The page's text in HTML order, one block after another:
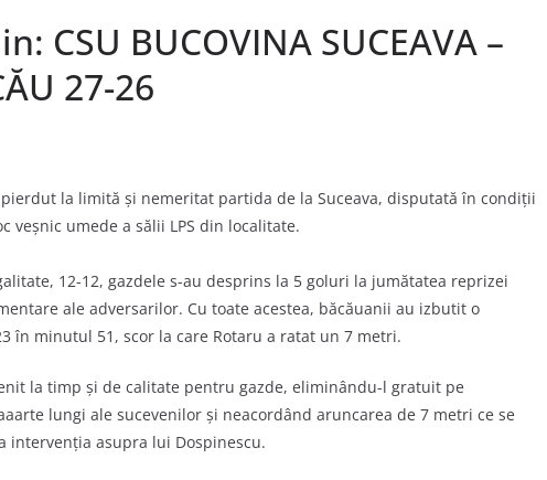
CSU BUCOVINA SUCEAVA –
27-26
la limită şi nemeritat partida de la Suceava, disputată în condiţii
umede a sălii LPS din localitate.
12-12, gazdele s-au desprins la 5 goluri la jumătatea reprizei
ale adversarilor. Cu toate acestea, băcăuanii au izbutit o
în minutul 51, scor la care Rotaru a ratat un 7 metri.
la timp şi de calitate pentru gazde, eliminându-l gratuit pe
lungi ale sucevenilor şi neacordând aruncarea de 7 metri ce se
intervenţia asupra lui Dospinescu.